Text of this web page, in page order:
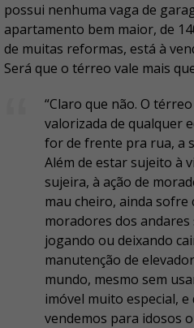
possui nenhuma vaga de
apartamento bem maior, de
de muitas reformas, está à
Será que o térreo vale mais
“Claro que não. O
valorizada de qualquer
for de frente pra rua, a
Além de estar sujeito à
sujeira, à ação de
mau cheiro, ainda sofre
moradores dos
jogando ou deixando
manutenção de
mundo, mesmo sem
imóvel muito especial,
vendemos para idosos